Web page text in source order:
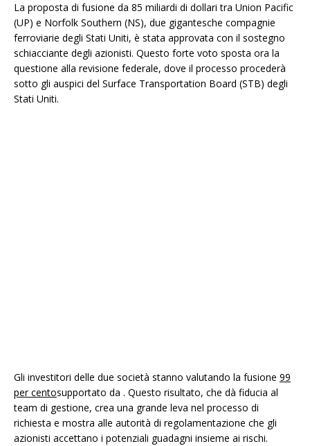
La proposta di fusione da 85 miliardi di dollari tra Union Pacific
(UP) e Norfolk Southern (NS), due gigantesche compagnie
ferroviarie degli Stati Uniti, è stata approvata con il sostegno
schiacciante degli azionisti. Questo forte voto sposta ora la
questione alla revisione federale, dove il processo procederà
sotto gli auspici del Surface Transportation Board (STB) degli
Stati Uniti.
Gli investitori delle due società stanno valutando la fusione 99
per centosupportato da . Questo risultato, che dà fiducia al
team di gestione, crea una grande leva nel processo di
richiesta e mostra alle autorità di regolamentazione che gli
azionisti accettano i potenziali guadagni insieme ai rischi.